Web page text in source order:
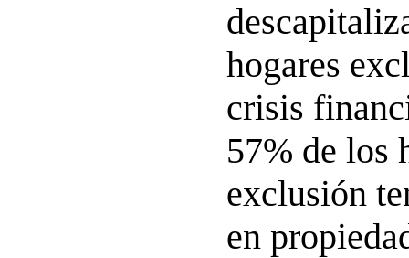
hogares
crisis
57% de los
exclusión
en